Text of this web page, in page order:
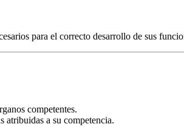
para el correcto desarrollo de sus
competentes.
atribuidas a su competencia.